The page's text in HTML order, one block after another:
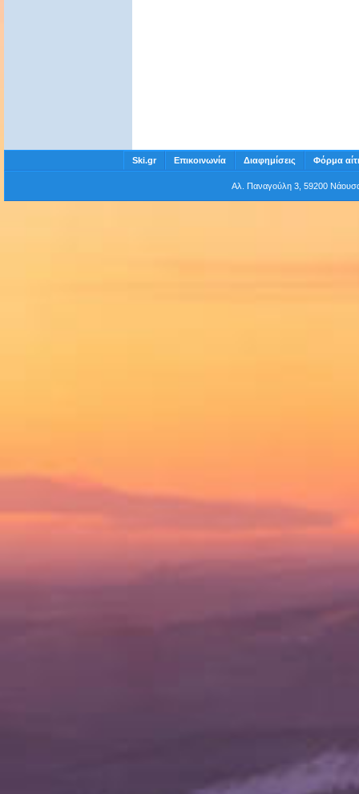
Ski.gr Επικοινωνία Διαφημίσεις Φόρμα
Αλ. Παναγούλη 3, 59200